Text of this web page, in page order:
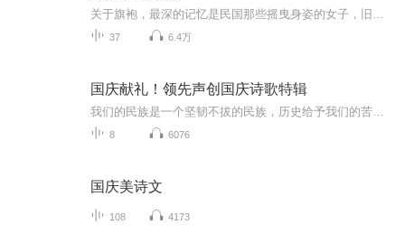
37 6.4万
国庆献礼！领先声创国庆诗歌特辑
8 6076
国庆美诗文
108 4173